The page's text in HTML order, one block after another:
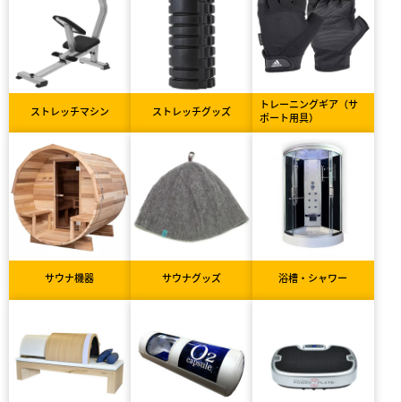
ストレッチマシン ストレッチグッズ
トレーニングギア（サ
ポート用具）
サウナ機器 サウナグッズ 浴槽・シャワー